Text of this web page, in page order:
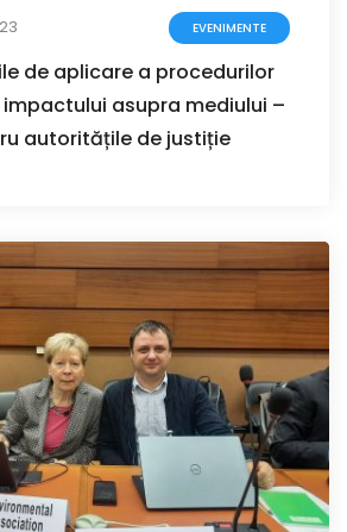
EVENIMENTE
de aplicare a procedurilor
asupra mediului –
autoritățile de justiție